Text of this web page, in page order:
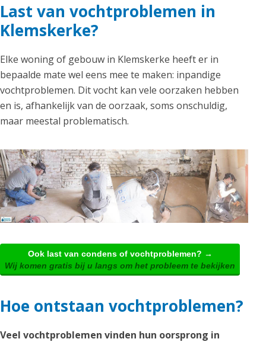
Last van vochtproblemen in
Klemskerke?
Elke woning of gebouw in Klemskerke heeft er in
bepaalde mate wel eens mee te maken: inpandige
vochtproblemen. Dit vocht kan vele oorzaken hebben
en is, afhankelijk van de oorzaak, soms onschuldig,
maar meestal problematisch.
Ook last van condens of vochtproblemen? →
Wij komen gratis bij u langs om het probleem te bekijken
Hoe ontstaan vochtproblemen?
Veel vochtproblemen vinden hun oorsprong in